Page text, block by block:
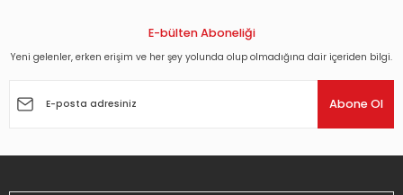
Görüş ve önerileriniz için teşekkür ederiz.
Ürün açıklamasında eksik bilgiler bulunuyor.
E-bülten Aboneliği
Yeni gelenler, erken erişim ve her şey yolunda olup olmadığına dair içeriden bilgi.
Abone Ol